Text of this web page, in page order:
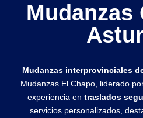
Mudanzas
Mudanzas interprovinciales
Mudanzas El Chapo, liderado
experiencia en traslados
servicios personalizados,